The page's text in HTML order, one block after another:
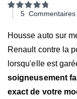
Notation:
100
5 Commentaires
Housse auto sur
Renault contre la
lorsqu'elle est
soigneusement
exact de votre